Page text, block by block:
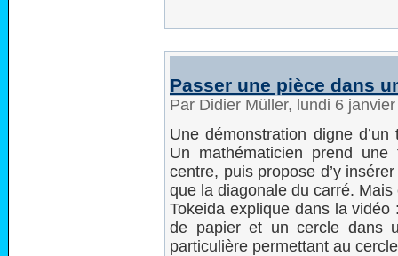
Passer une pièce dans
Par Didier Müller, lundi 6
Une démonstration digne
Un mathématicien prend
centre, puis propose d’y
que la diagonale du carré. Mais
Tokeida explique dans la
de papier et un cercle dans
particulière permettant au